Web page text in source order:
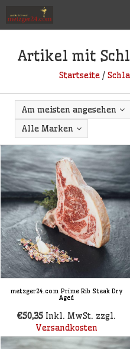
Artikel mit
Startseite /
Am meisten angesehen
Alle Marken
metzger24.com Prime Rib Steak Dry
Aged
€50,35 Inkl. MwSt. zzgl.
Versandkosten